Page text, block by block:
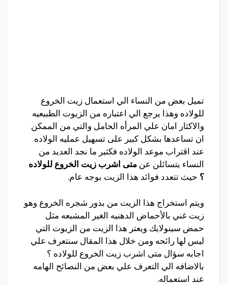
تميل بعض من النساء الي استعمال زيت الخروع
للولاده وهذا يرجع الي اعتباره من الزيوت الطبيعيه
والاكثار امان علي المرأه الحامل والتي من الممكن
ان تساعدها بشكل كبير على تسهيل عمليه الولاده
عند اقتراب موعد الولاده فكثير ما نجد العديد من
النساء يتسائلن عن متى اشرب زيت الخروع للولاده
؟ حيث تتعدد فوائد هذا الزيت بوجه عام.
ويتم استخراج هذا الزيت من بذور شجره الخروع وهو
زيت غني بالأحماض الدهنيه الغير المشبعه مثل
حمض سينولايك ويعتر هذا الزيت من الزيوت التي
ليس لها رائحه ومن خلال هذا المقال سنتعرف علي
اجابه سؤال متى اشرب زيت الخروع للولاده ؟
بالاضافه الي التعرف علي بعض من النصائح الهامه
عند استعماله.